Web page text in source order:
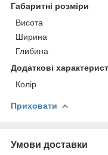
Габаритні розміри
Висота
Ширина
Глибина
Додаткові
Колір
Приховати
Умови доставки